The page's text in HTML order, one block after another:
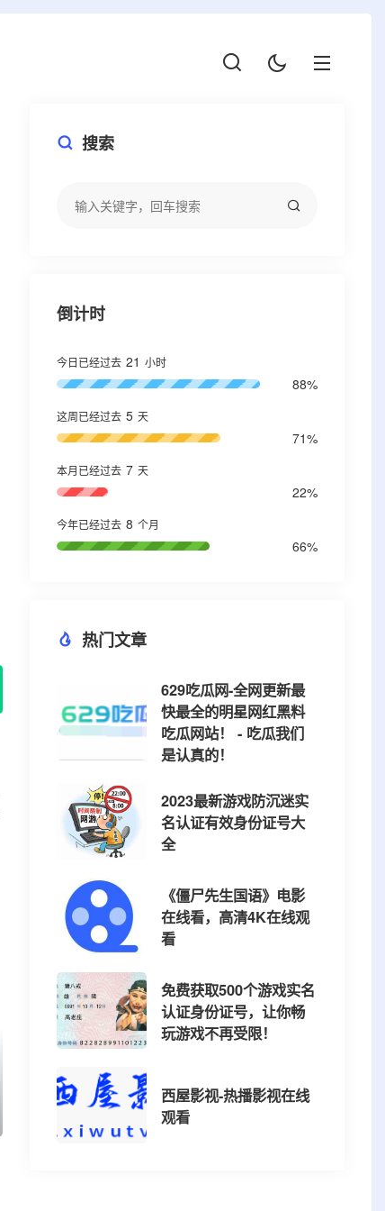
搜索
倒计时
今日已经过去 21 小时
88%
这周已经过去 5 天
71%
本月已经过去 7 天
22%
今年已经过去 8 个月
66%
热门文章
629吃瓜网-全网更新最
快最全的明星网红黑料
吃瓜网站！ - 吃瓜我们
是认真的！
2023最新游戏防沉迷实
名认证有效身份证号大
全
《僵尸先生国语》电影
在线看，高清4K在线观
看
免费获取500个游戏实名
认证身份证号，让你畅
玩游戏不再受限！
西屋影视-热播影视在线
观看